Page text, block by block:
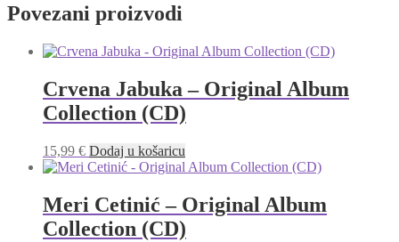
Povezani proizvodi
Crvena Jabuka – Original Album
Collection (CD)
15,99 € Dodaj u košaricu
Meri Cetinić – Original Album
Collection (CD)